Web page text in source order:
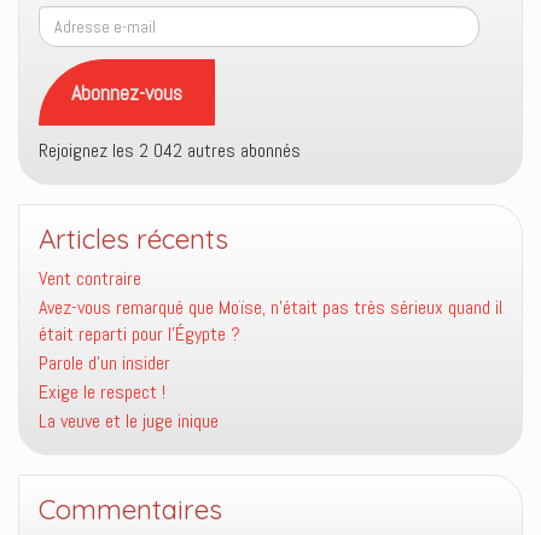
Adresse
e-
mail
Abonnez-vous
Rejoignez les 2 042 autres abonnés
Articles récents
Vent contraire
Avez-vous remarqué que Moïse, n’était pas très sérieux quand il
était reparti pour l’Égypte ?
Parole d’un insider
Exige le respect !
La veuve et le juge inique
Commentaires